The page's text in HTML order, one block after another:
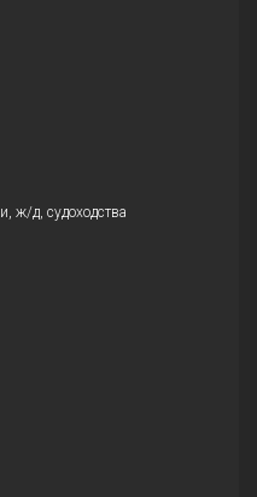
ж/д, судоходства